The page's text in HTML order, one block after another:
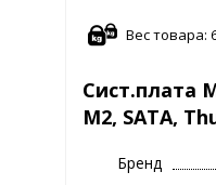
Вес товара:
Сист.плата
M2, SATA,
Бренд